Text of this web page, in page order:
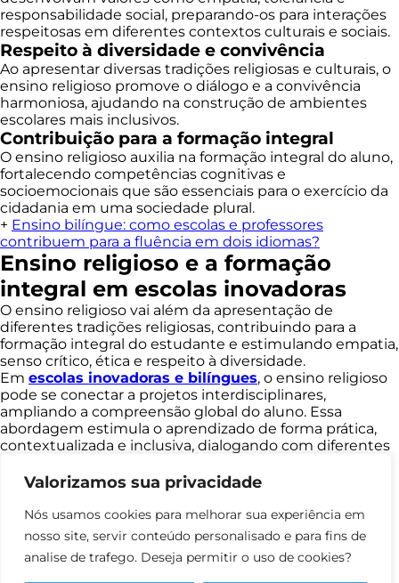
Valorizamos sua privacidade
Nós usamos cookies para melhorar sua experiência em
nosso site, servir conteúdo personalisado e para fins de
analise de trafego. Deseja permitir o uso de cookies?
responsabilidade social, preparando-os para interações
respeitosas em diferentes contextos culturais e sociais.
Respeito à diversidade e convivência
Ao apresentar diversas tradições religiosas e culturais, o
ensino religioso promove o diálogo e a convivência
harmoniosa, ajudando na construção de ambientes
escolares mais inclusivos.
Contribuição para a formação integral
O ensino religioso auxilia na formação integral do aluno,
fortalecendo competências cognitivas e
socioemocionais que são essenciais para o exercício da
cidadania em uma sociedade plural.
+ Ensino bilíngue: como escolas e professores
contribuem para a fluência em dois idiomas?
Ensino religioso e a formação
integral em escolas inovadoras
O ensino religioso vai além da apresentação de
diferentes tradições religiosas, contribuindo para a
formação integral do estudante e estimulando empatia,
senso crítico, ética e respeito à diversidade.
Em escolas inovadoras e bilíngues, o ensino religioso
pode se conectar a projetos interdisciplinares,
ampliando a compreensão global do aluno. Essa
abordagem estimula o aprendizado de forma prática,
contextualizada e inclusiva, dialogando com diferentes
International School , pioneira em educação bilíngue
no Brasil desde 2009, integra metodologias ativas,
recursos digitais e propostas interdisciplinares que
contribuem para a formação completa dos estudantes.
Seu programa, adaptado à realidade das escolas
brasileiras, valoriza a diversidade e potencializa o